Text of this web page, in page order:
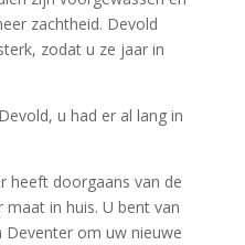
zachtheid. Devold
zodat u ze jaar in
u had er al lang in
heeft doorgaans van de
maat in huis. U bent van
Deventer om uw nieuwe